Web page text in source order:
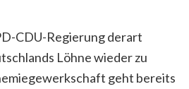
CDU-Regierung derart
Löhne wieder zu
geht bereits